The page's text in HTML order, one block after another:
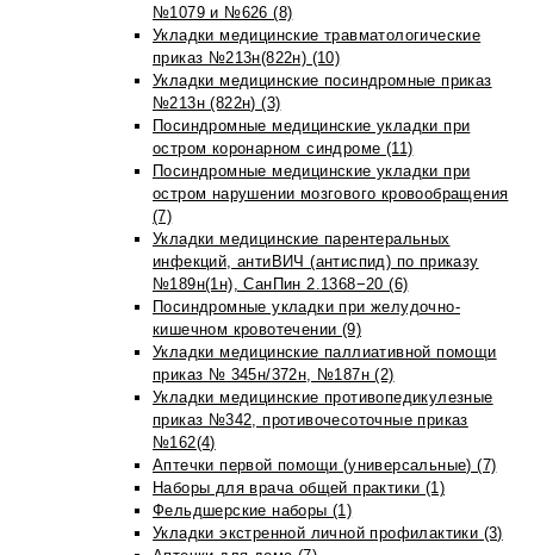
№1079 и №626 (8)
Укладки медицинские травматологические
приказ №213н(822н) (10)
Укладки медицинские посиндромные приказ
№213н (822н) (3)
Посиндромные медицинские укладки при
остром коронарном синдроме (11)
Посиндромные медицинские укладки при
остром нарушении мозгового кровообращения
(7)
Укладки медицинские парентеральных
инфекций, антиВИЧ (антиспид) по приказу
№189н(1н), СанПин 2.1368−20 (6)
Посиндромные укладки при желудочно-
кишечном кровотечении (9)
Укладки медицинские паллиативной помощи
приказ № 345н/372н, №187н (2)
Укладки медицинские противопедикулезные
приказ №342, противочесоточные приказ
№162(4)
Аптечки первой помощи (универсальные) (7)
Наборы для врача общей практики (1)
Фельдшерские наборы (1)
Укладки экстренной личной профилактики (3)